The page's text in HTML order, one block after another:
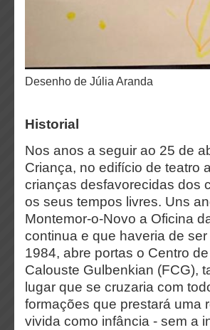
desenho de Júlia Aranda
Historial
Nos anos a seguir ao 25 de
Criança, no edifício de teatro
crianças desfavorecidas dos
os seus tempos livres. Uns
Montemor-o-Novo a Oficina
continua e que haveria de
1984, abre portas o Centro
Calouste Gulbenkian (FCG),
lugar que se cruzaria com
formações que prestará uma
vivida como infância - sem a